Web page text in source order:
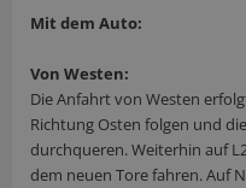
Mit dem Auto:
Von Westen:
Die Anfahrt von Westen
Richtung Osten folgen und
durchqueren. Weiterhin auf
dem neuen Tore fahren. Auf